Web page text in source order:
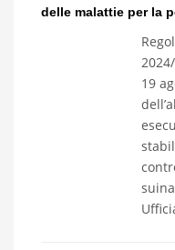
delle malattie per la
19